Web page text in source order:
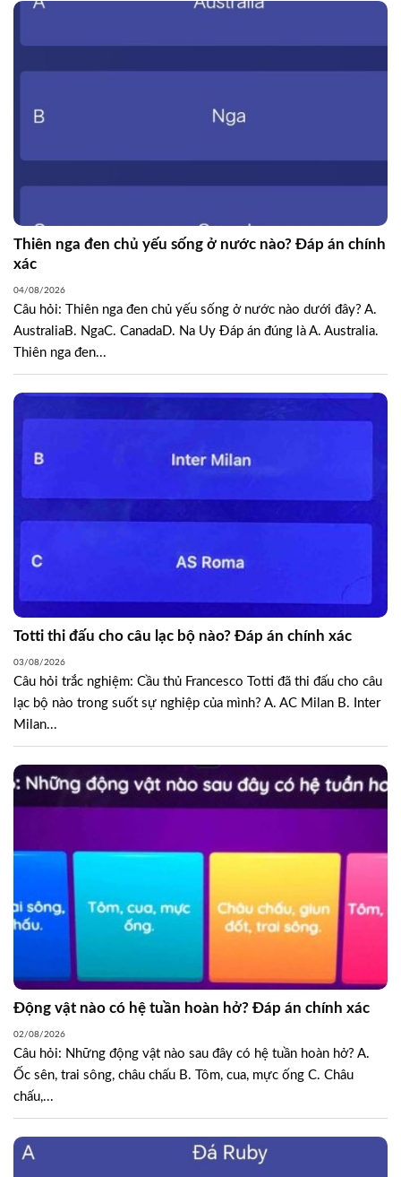
Thiên nga đen chủ yếu sống ở nước nào? Đáp án chính
xác
04/08/2026
Câu hỏi: Thiên nga đen chủ yếu sống ở nước nào dưới đây? A.
AustraliaB. NgaC. CanadaD. Na Uy Đáp án đúng là A. Australia.
Thiên nga đen...
Totti thi đấu cho câu lạc bộ nào? Đáp án chính xác
03/08/2026
Câu hỏi trắc nghiệm: Cầu thủ Francesco Totti đã thi đấu cho câu
lạc bộ nào trong suốt sự nghiệp của mình? A. AC Milan B. Inter
Milan...
Động vật nào có hệ tuần hoàn hở? Đáp án chính xác
02/08/2026
Câu hỏi: Những động vật nào sau đây có hệ tuần hoàn hở? A.
Ốc sên, trai sông, châu chấu B. Tôm, cua, mực ống C. Châu
chấu,...